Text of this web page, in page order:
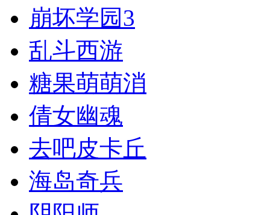
崩坏学园3
乱斗西游
糖果萌萌消
倩女幽魂
去吧皮卡丘
海岛奇兵